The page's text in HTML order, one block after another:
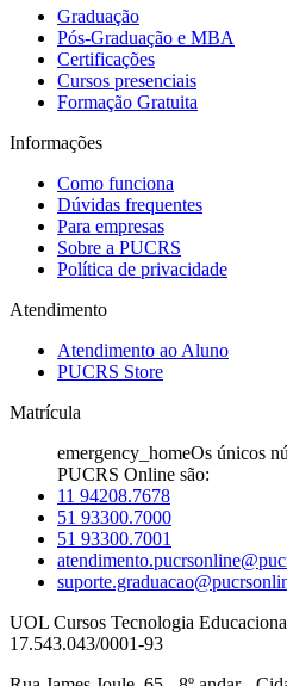
Graduação
Pós-Graduação e MBA
Certificações
Cursos presenciais
Formação Gratuita
Informações
Como funciona
Dúvidas frequentes
Para empresas
Sobre a PUCRS
Política de privacidade
Atendimento
Atendimento ao Aluno
PUCRS Store
Matrícula
emergency_homeOs únicos
PUCRS Online são:
11 94208.7678
51 93300.7000
51 93300.7001
UOL Cursos Tecnologia
17.543.043/0001-93